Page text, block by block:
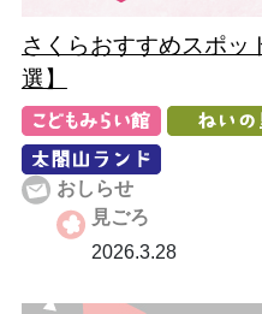
さくらおすすめスポッ
選】
おしらせ
見ごろ
2026.3.28